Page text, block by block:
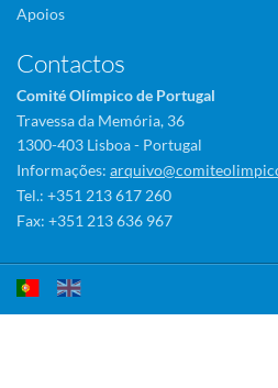
Apoios
Contactos
Comité Olímpico de Portugal
Travessa da Memória, 36
1300-403 Lisboa - Portugal
Informações:
Tel.: +351 213 617 260
Fax: +351 213 636 967